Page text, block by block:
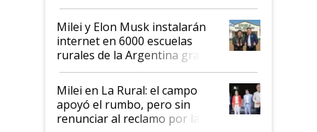
Milei y Elon Musk instalarán
internet en 6000 escuelas
rurales de la Argentina gracias
a un acuerdo con Starlink
Milei en La Rural: el campo
apoyó el rumbo, pero sin
renunciar al reclamo por las